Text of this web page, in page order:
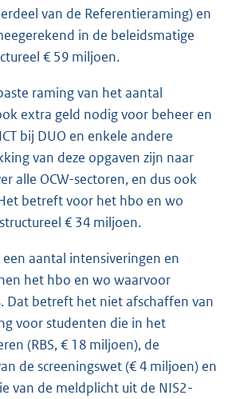
van de Referentieraming) en
in de beleidsmatige
€ 59 miljoen.
raming van het aantal
extra geld nodig voor beheer en
bij DUO en enkele andere
van deze opgaven zijn naar
alle OCW-sectoren, en dus ook
betreft voor het hbo en wo
€ 34 miljoen.
een aantal intensiveringen en
het hbo en wo waarvoor
Dat betreft het niet afschaffen van
voor studenten die in het
(RBS, € 18 miljoen), de
de screeningswet (€ 4 miljoen) en
van de meldplicht uit de NIS2-